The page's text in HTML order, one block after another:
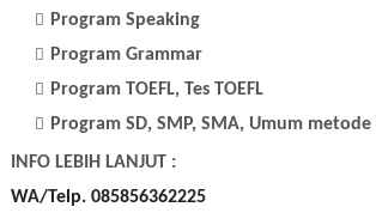
Program Speaking
Program Grammar
Program TOEFL, Tes TOEFL
Program SD, SMP, SMA, Umum
INFO LEBIH LANJUT :
WA/Telp. 085856362225